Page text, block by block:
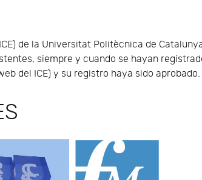
de la Universitat Politècnica de
siempre y cuando se hayan
del ICE) y su registro haya sido aprobado.